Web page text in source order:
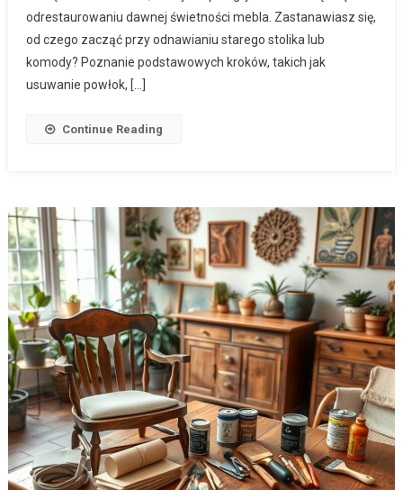
odrestaurowaniu dawnej świetności mebla. Zastanawiasz się,
od czego zacząć przy odnawianiu starego stolika lub
komody? Poznanie podstawowych kroków, takich jak
usuwanie powłok, […]
Continue Reading